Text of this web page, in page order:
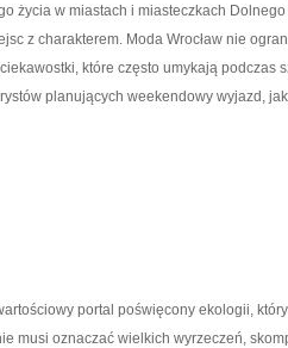
życia w miastach i miasteczkach
z charakterem. Moda Wrocław nie
które często umykają podczas
planujących weekendowy wyjazd,
portal poświęcony ekologii,
musi oznaczać wielkich wyrzeczeń,